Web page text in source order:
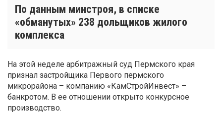
По данным минстроя, в списке
«обманутых» 238 дольщиков жилого
комплекса
На этой неделе арбитражный суд Пермского края
признал застройщика Первого пермского
микрорайона – компанию «КамСтройИнвест» –
банкротом. В ее отношении открыто конкурсное
производство.